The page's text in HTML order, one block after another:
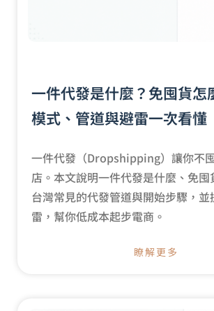
一件代發是什麼？免囤貨怎
模式、管道與避雷一次看懂
一件代發（Dropshipping）讓你不
店。本文說明一件代發是什麼、免囤
台灣常見的代發管道與開始步驟，並
雷，幫你低成本起步電商。
瞭解更多